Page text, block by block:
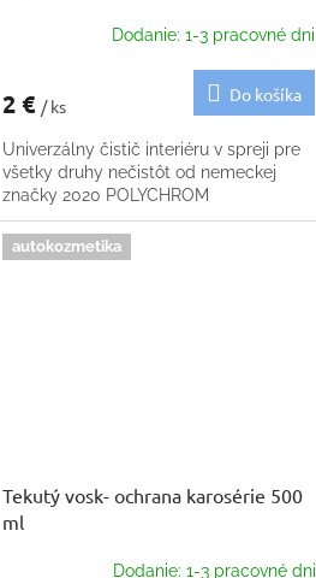
Dodanie: 1-3 pracovné dni
2 € / ks
Do košíka
Univerzálny čistič interiéru v spreji pre
všetky druhy nečistôt od nemeckej
značky 2020 POLYCHROM
autokozmetika
Tekutý vosk- ochrana karosérie 500
ml
Dodanie: 1-3 pracovné dni